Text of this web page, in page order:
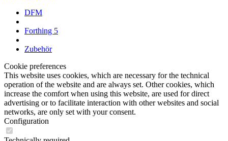
DFM
Forthing 5
Zubehör
Cookie preferences
This website uses cookies, which are necessary for the technical
operation of the website and are always set. Other cookies, which
increase the comfort when using this website, are used for direct
advertising or to facilitate interaction with other websites and social
networks, are only set with your consent.
Configuration